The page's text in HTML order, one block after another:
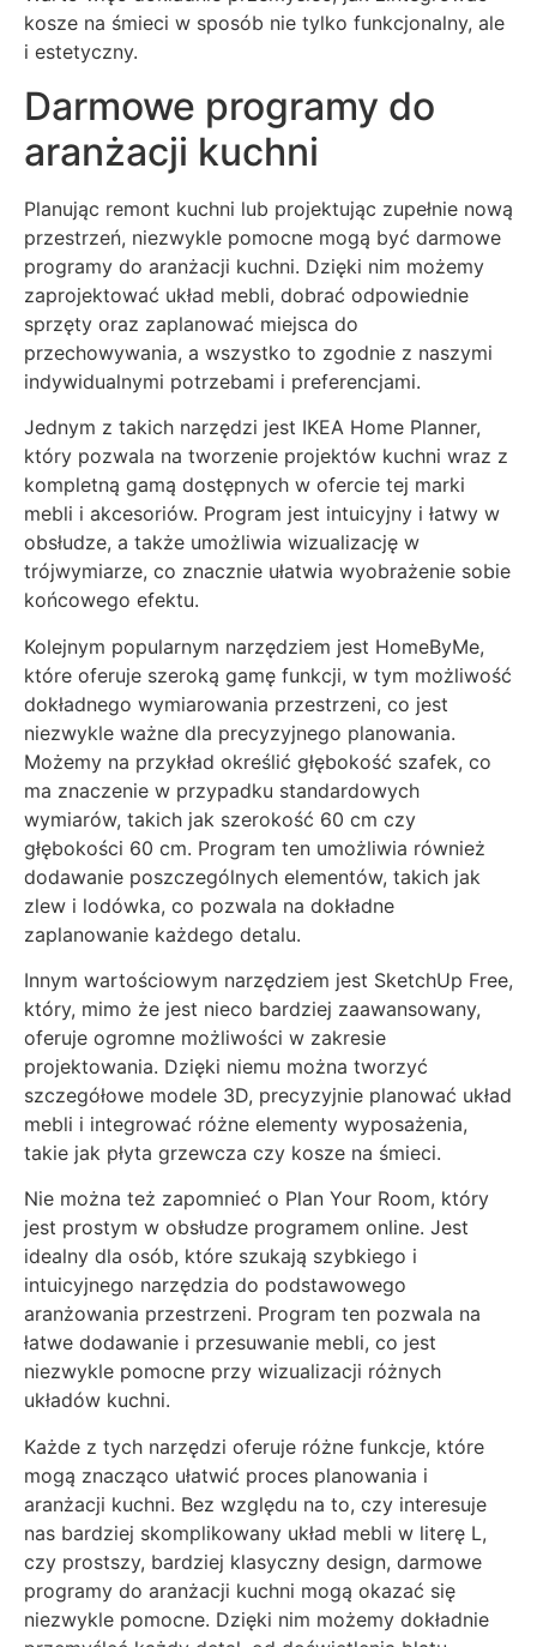
kosze na śmieci w sposób nie tylko funkcjonalny, ale
i estetyczny.
Darmowe programy do
aranżacji kuchni
Planując remont kuchni lub projektując zupełnie nową
przestrzeń, niezwykle pomocne mogą być darmowe
programy do aranżacji kuchni. Dzięki nim możemy
zaprojektować układ mebli, dobrać odpowiednie
sprzęty oraz zaplanować miejsca do
przechowywania, a wszystko to zgodnie z naszymi
indywidualnymi potrzebami i preferencjami.
Jednym z takich narzędzi jest IKEA Home Planner,
który pozwala na tworzenie projektów kuchni wraz z
kompletną gamą dostępnych w ofercie tej marki
mebli i akcesoriów. Program jest intuicyjny i łatwy w
obsłudze, a także umożliwia wizualizację w
trójwymiarze, co znacznie ułatwia wyobrażenie sobie
końcowego efektu.
Kolejnym popularnym narzędziem jest HomeByMe,
które oferuje szeroką gamę funkcji, w tym możliwość
dokładnego wymiarowania przestrzeni, co jest
niezwykle ważne dla precyzyjnego planowania.
Możemy na przykład określić głębokość szafek, co
ma znaczenie w przypadku standardowych
wymiarów, takich jak szerokość 60 cm czy
głębokości 60 cm. Program ten umożliwia również
dodawanie poszczególnych elementów, takich jak
zlew i lodówka, co pozwala na dokładne
zaplanowanie każdego detalu.
Innym wartościowym narzędziem jest SketchUp Free,
który, mimo że jest nieco bardziej zaawansowany,
oferuje ogromne możliwości w zakresie
projektowania. Dzięki niemu można tworzyć
szczegółowe modele 3D, precyzyjnie planować układ
mebli i integrować różne elementy wyposażenia,
takie jak płyta grzewcza czy kosze na śmieci.
Nie można też zapomnieć o Plan Your Room, który
jest prostym w obsłudze programem online. Jest
idealny dla osób, które szukają szybkiego i
intuicyjnego narzędzia do podstawowego
aranżowania przestrzeni. Program ten pozwala na
łatwe dodawanie i przesuwanie mebli, co jest
niezwykle pomocne przy wizualizacji różnych
układów kuchni.
Każde z tych narzędzi oferuje różne funkcje, które
mogą znacząco ułatwić proces planowania i
aranżacji kuchni. Bez względu na to, czy interesuje
nas bardziej skomplikowany układ mebli w literę L,
czy prostszy, bardziej klasyczny design, darmowe
programy do aranżacji kuchni mogą okazać się
niezwykle pomocne. Dzięki nim możemy dokładnie